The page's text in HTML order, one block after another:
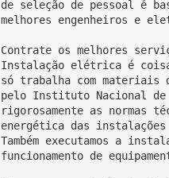
de seleção de pessoal é
melhores engenheiros e
Contrate os melhores
Instalação elétrica é
só trabalha com materiais
pelo Instituto Nacional de
rigorosamente as normas
energética das
Também executamos a
funcionamento de